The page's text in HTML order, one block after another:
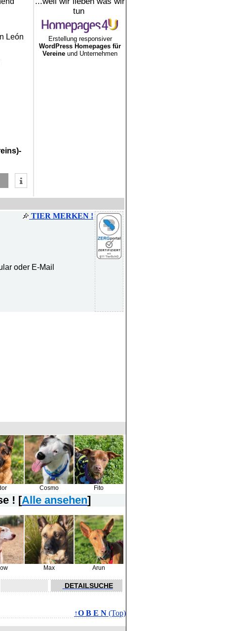
León
tun
Erstellung responsiver
WordPress Homepages für
Vereine und Unternehmen
TIER MERKEN !
oder E-Mail
Cosmo Fito
! [Alle ansehen]
Max Arun
DETAILSUCHE
↑O B E N (Top)